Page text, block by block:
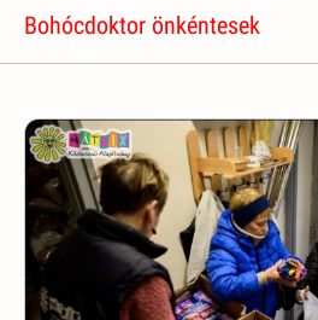
Bohócdoktor önkéntesek